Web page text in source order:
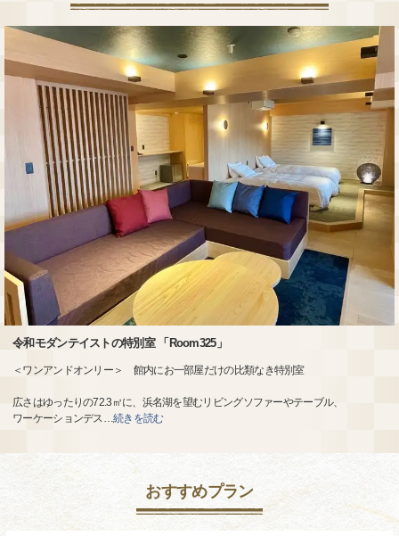
令和モダンテイストの特別室 「Room325」
＜ワンアンドオンリー＞ 館内にお一部屋だけの比類なき特別室
広さはゆったりの72.3㎡に、浜名湖を望むリビングソファーやテーブル、
ワーケーションデス…続きを読む
おすすめプラン